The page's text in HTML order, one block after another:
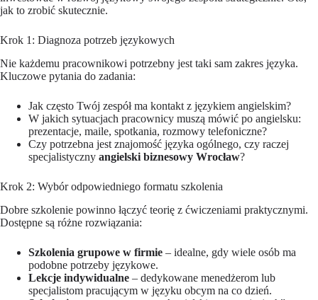
jak to zrobić skutecznie.
Krok 1: Diagnoza potrzeb językowych
Nie każdemu pracownikowi potrzebny jest taki sam zakres języka.
Kluczowe pytania do zadania:
Jak często Twój zespół ma kontakt z językiem angielskim?
W jakich sytuacjach pracownicy muszą mówić po angielsku:
prezentacje, maile, spotkania, rozmowy telefoniczne?
Czy potrzebna jest znajomość języka ogólnego, czy raczej
specjalistyczny angielski biznesowy Wrocław?
Krok 2: Wybór odpowiedniego formatu szkolenia
Dobre szkolenie powinno łączyć teorię z ćwiczeniami praktycznymi.
Dostępne są różne rozwiązania:
Szkolenia grupowe w firmie – idealne, gdy wiele osób ma
podobne potrzeby językowe.
Lekcje indywidualne – dedykowane menedżerom lub
specjalistom pracującym w języku obcym na co dzień.